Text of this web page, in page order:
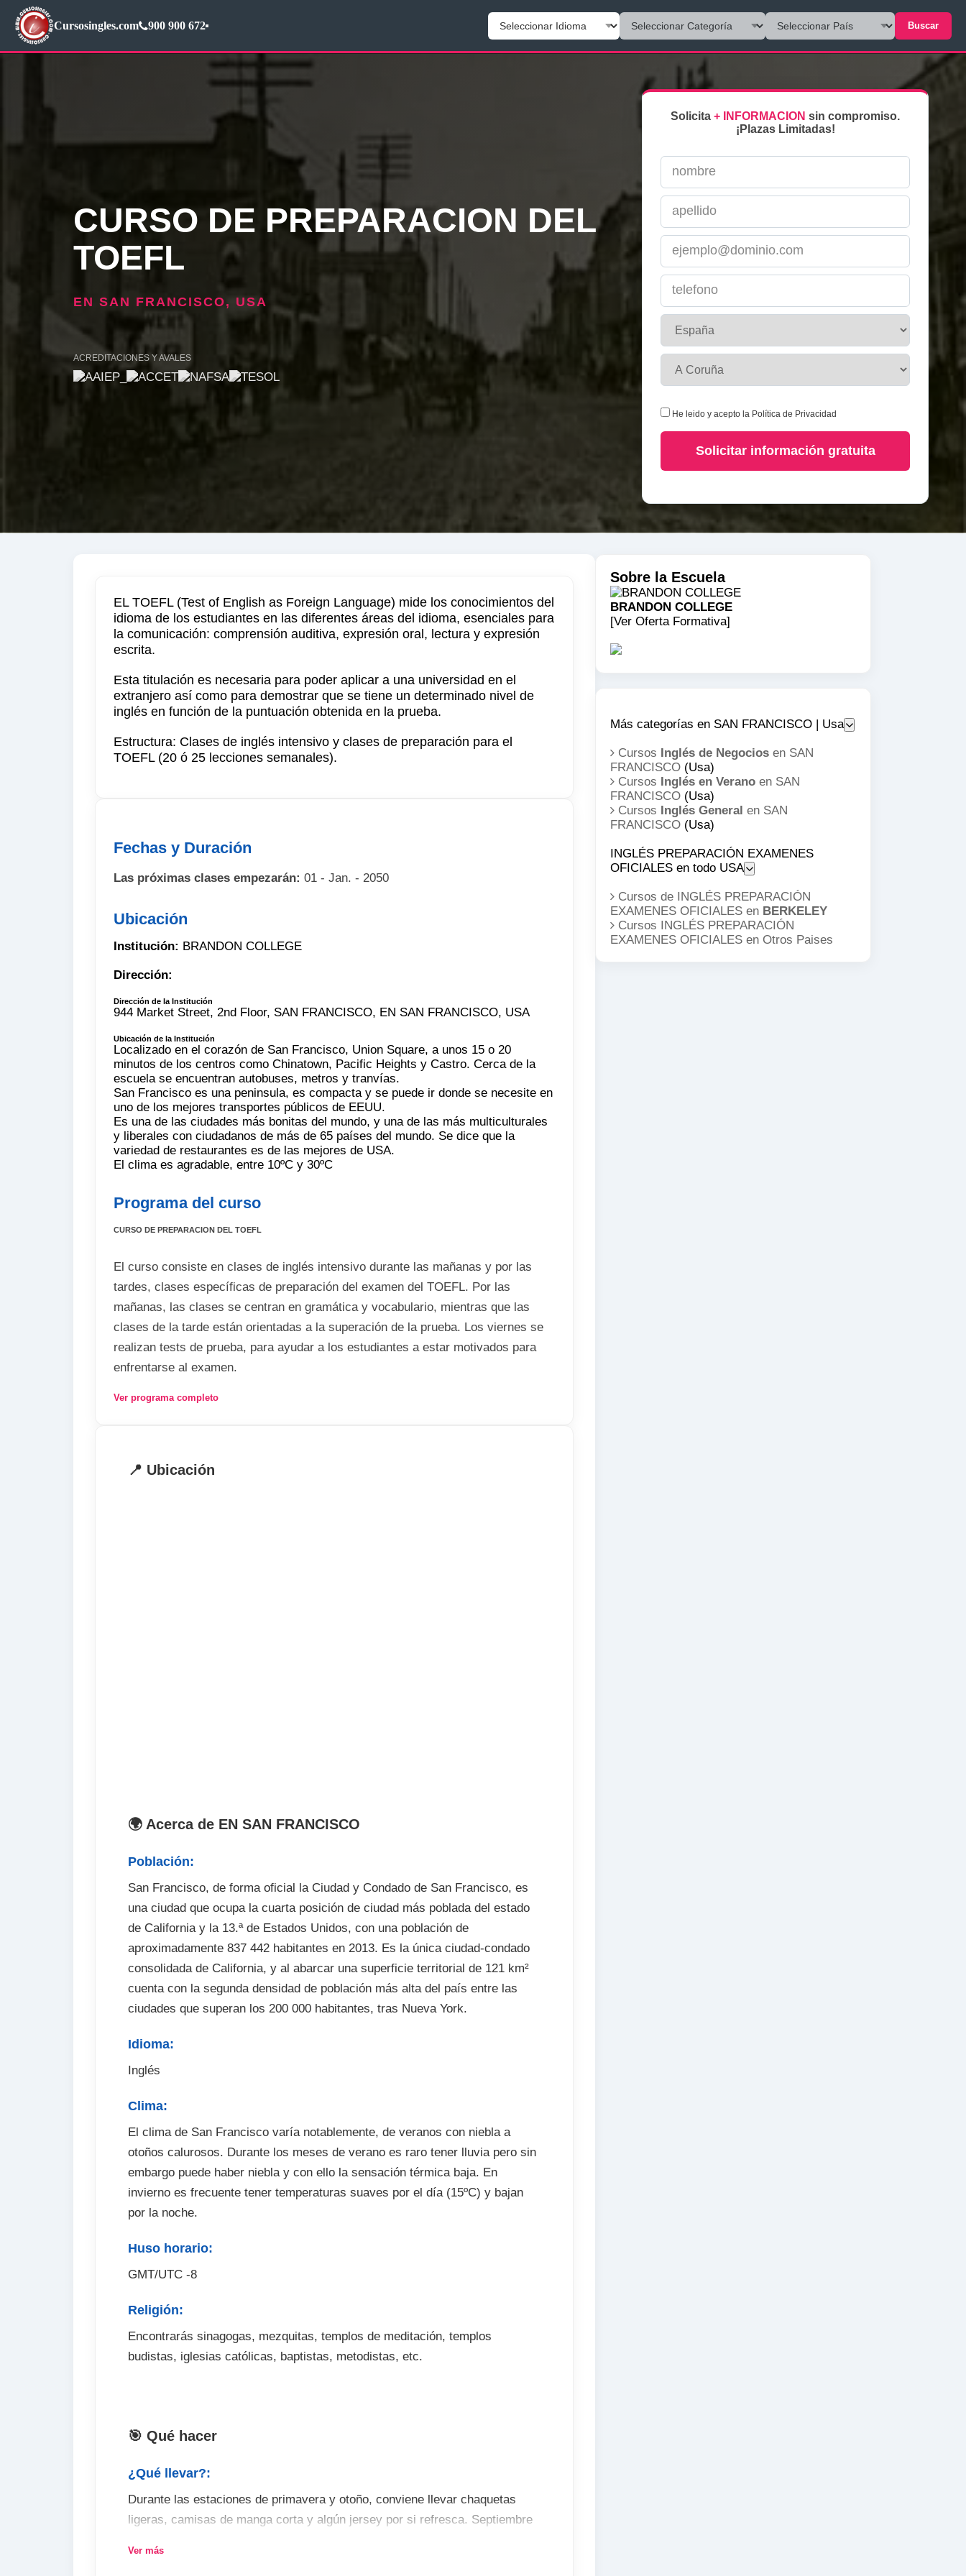
Cursosingles.com 900 900 672 Buscar
CURSO DE PREPARACION DEL
TOEFL
EN SAN FRANCISCO, USA
ACREDITACIONES Y AVALES
Solicita + INFORMACION sin compromiso.
¡Plazas Limitadas!
He leido y acepto la Política de Privacidad
Solicitar información gratuita
EL TOEFL (Test of English as Foreign Language) mide los conocimientos del
idioma de los estudiantes en las diferentes áreas del idioma, esenciales para
la comunicación: comprensión auditiva, expresión oral, lectura y expresión
escrita.
Esta titulación es necesaria para poder aplicar a una universidad en el
extranjero así como para demostrar que se tiene un determinado nivel de
inglés en función de la puntuación obtenida en la prueba.
Estructura: Clases de inglés intensivo y clases de preparación para el
TOEFL (20 ó 25 lecciones semanales).
Fechas y Duración
Las próximas clases empezarán: 01 - Jan. - 2050
Ubicación
Institución: BRANDON COLLEGE
Dirección:
Dirección de la Institución
944 Market Street, 2nd Floor, SAN FRANCISCO, EN SAN FRANCISCO, USA
Ubicación de la Institución
Localizado en el corazón de San Francisco, Union Square, a unos 15 o 20
minutos de los centros como Chinatown, Pacific Heights y Castro. Cerca de la
escuela se encuentran autobuses, metros y tranvías.
San Francisco es una peninsula, es compacta y se puede ir donde se necesite en
uno de los mejores transportes públicos de EEUU.
Es una de las ciudades más bonitas del mundo, y una de las más multiculturales
y liberales con ciudadanos de más de 65 países del mundo. Se dice que la
variedad de restaurantes es de las mejores de USA.
El clima es agradable, entre 10ºC y 30ºC
Programa del curso
CURSO DE PREPARACION DEL TOEFL
El curso consiste en clases de inglés intensivo durante las mañanas y por las
tardes, clases específicas de preparación del examen del TOEFL. Por las
mañanas, las clases se centran en gramática y vocabulario, mientras que las
clases de la tarde están orientadas a la superación de la prueba. Los viernes se
realizan tests de prueba, para ayudar a los estudiantes a estar motivados para
enfrentarse al examen.
Pueden matricularse a partir de 2 semanas, aunque es recomendable reservar el
. Billete de avión
. Seguro de viaje (opcional)
. Fianza de alojamiento (cuando proceda)
. Tasa de examen
. Excursiones y actividades optativas (abonar en destino)
Ver programa completo
📍 Ubicación
🌍 Acerca de EN SAN FRANCISCO
Población:
San Francisco, de forma oficial la Ciudad y Condado de San Francisco, es
una ciudad que ocupa la cuarta posición de ciudad más poblada del estado
de California y la 13.ª de Estados Unidos, con una población de
aproximadamente 837 442 habitantes en 2013. Es la única ciudad-condado
consolidada de California, y al abarcar una superficie territorial de 121 km²
cuenta con la segunda densidad de población más alta del país entre las
ciudades que superan los 200 000 habitantes, tras Nueva York.
Idioma:
Inglés
Clima:
El clima de San Francisco varía notablemente, de veranos con niebla a
otoños calurosos. Durante los meses de verano es raro tener lluvia pero sin
embargo puede haber niebla y con ello la sensación térmica baja. En
invierno es frecuente tener temperaturas suaves por el día (15ºC) y bajan
por la noche.
Huso horario:
GMT/UTC -8
Religión:
Encontrarás sinagogas, mezquitas, templos de meditación, templos
budistas, iglesias católicas, baptistas, metodistas, etc.
🎯 Qué hacer
¿Qué llevar?:
Durante las estaciones de primavera y otoño, conviene llevar chaquetas
ligeras, camisas de manga corta y algún jersey por si refresca. Septiembre
Ver más
Sobre la Escuela
BRANDON COLLEGE
[Ver Oferta Formativa]
Más categorías en SAN FRANCISCO | Usa
Cursos Inglés de Negocios en SAN
FRANCISCO (Usa)
Cursos Inglés en Verano en SAN
FRANCISCO (Usa)
Cursos Inglés General en SAN
FRANCISCO (Usa)
INGLÉS PREPARACIÓN EXAMENES
OFICIALES en todo USA
Cursos de INGLÉS PREPARACIÓN
EXAMENES OFICIALES en BERKELEY
Cursos INGLÉS PREPARACIÓN
EXAMENES OFICIALES en Otros Paises